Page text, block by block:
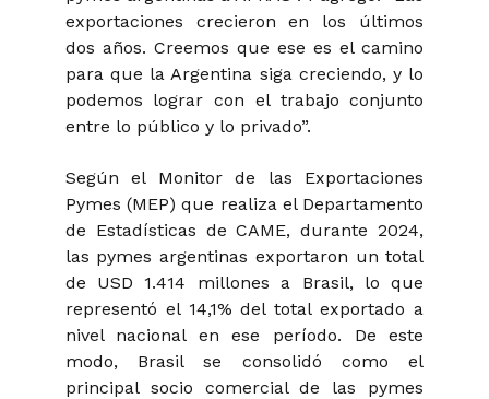
exportaciones crecieron en los últimos
dos años. Creemos que ese es el camino
para que la Argentina siga creciendo, y lo
podemos lograr con el trabajo conjunto
entre lo público y lo privado”.
Según el Monitor de las Exportaciones
Pymes (MEP) que realiza el Departamento
de Estadísticas de CAME, durante 2024,
las pymes argentinas exportaron un total
de USD 1.414 millones a Brasil, lo que
representó el 14,1% del total exportado a
nivel nacional en ese período. De este
modo, Brasil se consolidó como el
principal socio comercial de las pymes